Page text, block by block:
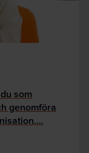
som
genomföra